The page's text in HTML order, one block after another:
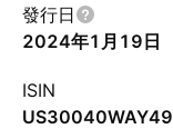
發行日
2024年1月19日
ISIN
US30040WAY49